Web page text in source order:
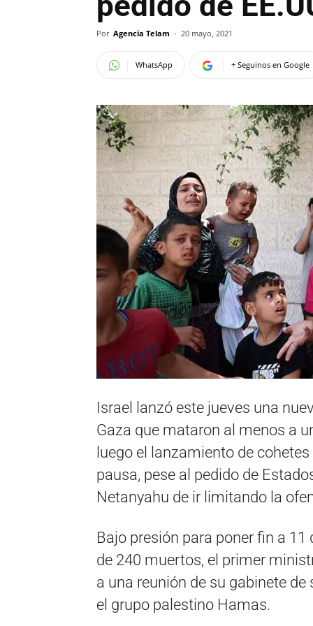
Por Agencia Telam - 20 mayo, 2021
WhatsApp + Seguinos en Google
Israel lanzó este jueves una
Gaza que mataron al menos a
luego el lanzamiento de
pausa, pese al pedido de
Netanyahu de ir limitando la
Bajo presión para poner fin a
de 240 muertos, el primer
a una reunión de su gabinete
el grupo palestino Hamas.